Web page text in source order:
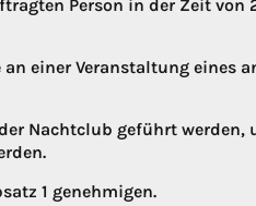
Person in der Zeit
einer Veranstaltung eines
Nachtclub geführt werden,
1 genehmigen.